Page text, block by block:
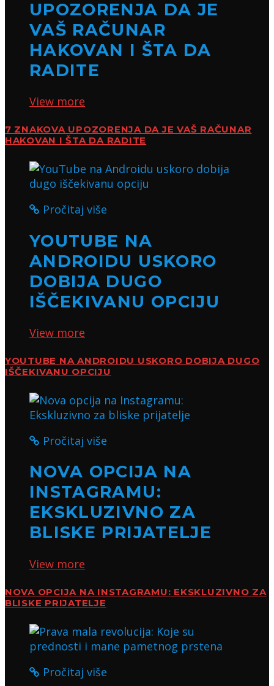
UPOZORENJA DA JE
VAŠ RAČUNAR
HAKOVAN I ŠTA DA
RADITE
View more
7 ZNAKOVA UPOZORENJA DA JE VAŠ RAČUNAR
HAKOVAN I ŠTA DA RADITE
Pročitaj više
YOUTUBE NA
ANDROIDU USKORO
DOBIJA DUGO
IŠČEKIVANU OPCIJU
View more
YOUTUBE NA ANDROIDU USKORO DOBIJA DUGO
IŠČEKIVANU OPCIJU
Pročitaj više
NOVA OPCIJA NA
INSTAGRAMU:
EKSKLUZIVNO ZA
BLISKE PRIJATELJE
View more
NOVA OPCIJA NA INSTAGRAMU: EKSKLUZIVNO ZA
BLISKE PRIJATELJE
Pročitaj više